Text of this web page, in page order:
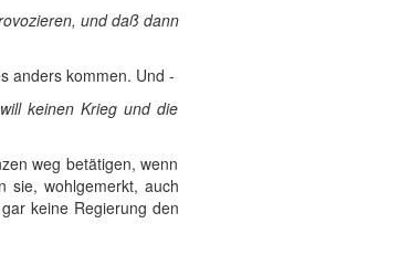
und daß dann
anders kommen. Und -
keinen Krieg und die
weg betätigen, wenn
sie, wohlgemerkt, auch
keine Regierung den